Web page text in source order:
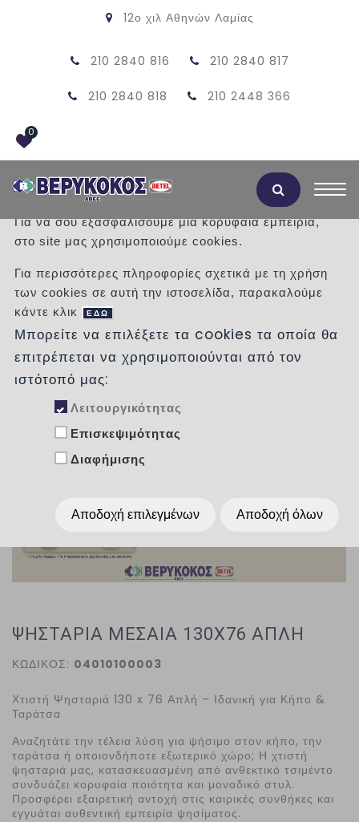
12ο χιλ Αθηνών Λαμίας
210 2840 816 210 2840 817
210 2840 818 210 2448 366
0
/ Προϊόντα / ΠΡΟΣΦΟΡΕΣ ΨΗΣΤΑΡΙΕΣ
ΨΗΣΤΑΡΙΑ ΜΕΣΑΙΑ 130X76 ΑΠΛΗ
ΚΩΔΙΚΟΣ: 04010100003
Χτιστή Ψησταριά 130 x 76 Απλή – Ιδανική για Κήπο &
Ταράτσα
Αναζητάτε την τέλεια λύση για ψήσιμο στον κήπο, την
ταράτσα ή οποιονδήποτε εξωτερικό χώρο; Η χτιστή
ψησταριά μας, κατασκευασμένη από ανθεκτικό τσιμέντο
συνδυάζει κορυφαία ποιότητα και μοναδικό στυλ.
Προσφέρει εξαιρετική αντοχή στις καιρικές συνθήκες και
εγγυάται αυθεντική εμπειρία ψησίματος.
Αποδοχή Cookies
Για να σου εξασφαλίσουμε μια κορυφαία εμπειρία,
στο site μας χρησιμοποιούμε cookies.
Για περισσότερες πληροφορίες σχετικά με τη χρήση
των cookies σε αυτή την ιστοσελίδα, παρακαλούμε
κάντε κλικ
ΕΔΩ
Μπορείτε να επιλέξετε τα cookies τα οποία θα
επιτρέπεται να χρησιμοποιούνται από τον
ιστότοπό μας:
Λειτουργικότητας
Επισκεψιμότητας
Διαφήμισης
Αποδοχή επιλεγμένων Αποδοχή όλων